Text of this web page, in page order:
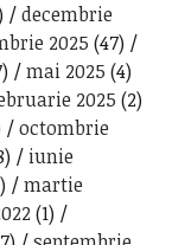
decembrie
2025 (47)
mai 2025 (4)
2025 (2)
octombrie
iunie
martie
(1)